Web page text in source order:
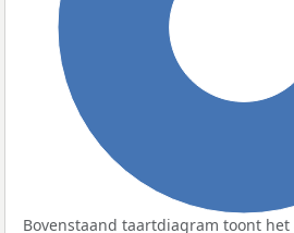
Bovenstaand taartdiagram toont